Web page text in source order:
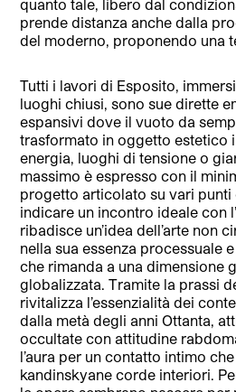
quanto tale, libero dal
prende distanza anche dalla
del moderno, proponendo una
Tutti i lavori di Esposito,
luoghi chiusi, sono sue dirette
espansivi dove il vuoto da
trasformato in oggetto estetico
energia, luoghi di tensione o
massimo è espresso con il
progetto articolato su vari punti
indicare un incontro ideale con
ribadisce un’idea dell’arte non
nella sua essenza processuale
che rimanda a una dimensione
globalizzata. Tramite la prassi
rivitalizza l’essenzialità dei
dalla metà degli anni Ottanta,
occultate con attitudine
l’aura per un contatto intimo
kandinskyane corde interiori.